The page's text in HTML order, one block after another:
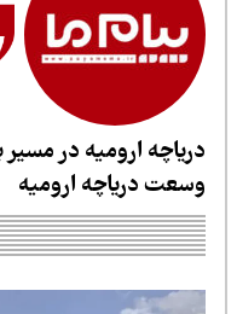
ارومیه در مسیر
دریاچه ارومیه